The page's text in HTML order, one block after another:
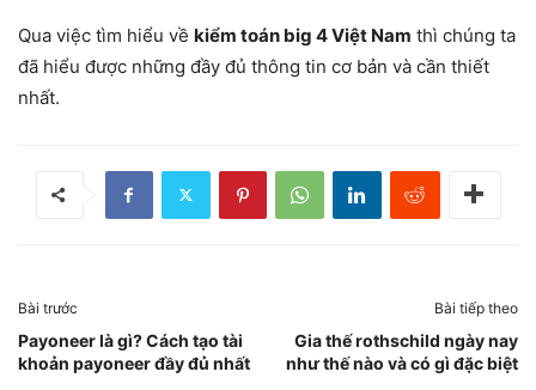
Qua việc tìm hiểu về kiểm toán big 4 Việt Nam thì chúng ta
đã hiểu được những đầy đủ thông tin cơ bản và cần thiết
nhất.
Bài trước
Payoneer là gì? Cách tạo tài
khoản payoneer đầy đủ nhất
Bài tiếp theo
Gia thế rothschild ngày nay
như thế nào và có gì đặc biệt